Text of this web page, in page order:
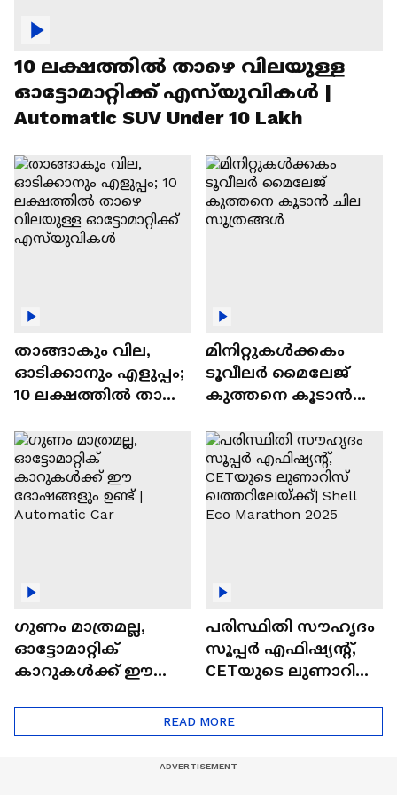
10 ലക്ഷത്തിൽ താഴെ വിലയുള്ള
ഓട്ടോമാറ്റിക്ക് എസ്‍യുവികൾ |
Automatic SUV Under 10 Lakh
താങ്ങാകും വില,
ഓടിക്കാനും എളുപ്പം;
10 ലക്ഷത്തിൽ താഴെ
ഓട്ടോമാറ്റിക്ക്
എസ്‍യുവികൾ
മിനിറ്റുകൾക്കകം
ടൂവീലർ മൈലേജ്
കുത്തനെ കൂടാൻ
ഗുണം മാത്രമല്ല,
ഓട്ടോമാറ്റിക്
കാറുകൾക്ക് ഈ
പരിസ്ഥിതി സൗഹൃദം
സൂപ്പർ എഫിഷ്യന്റ്,
CETയുടെ ലുണാറിസ്
Eco Marathon 2025
READ MORE